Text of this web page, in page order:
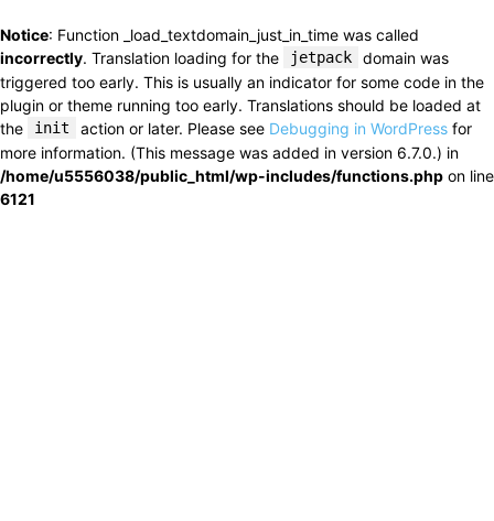
Notice: Function _load_textdomain_just_in_time was called
incorrectly. Translation loading for the jetpack
domain was
triggered too early. This is usually an indicator for some code in the
plugin or theme running too early. Translations should be loaded at
the
init action or later. Please see Debugging in WordPress for
more information. (This message was added in version 6.7.0.) in
/home/u5556038/public_html/wp-includes/functions.php on line
6121